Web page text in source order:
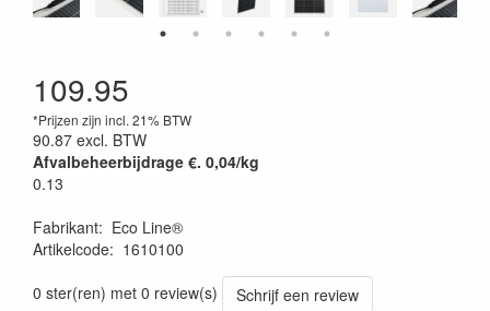
109.95
*Prijzen zijn incl. 21% BTW
90.87 excl. BTW
Afvalbeheerbijdrage €. 0,04/kg
0.13
Fabrikant: Eco Line®
Artikelcode: 1610100
0 ster(ren) met 0 review(s)
Schrijf een review